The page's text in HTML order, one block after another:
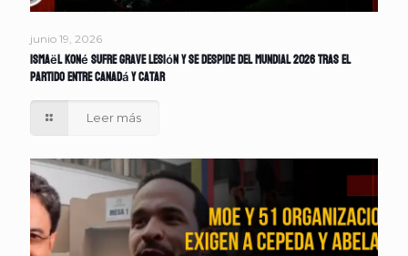
junio 19, 2026
Ismaël Koné sufre grave lesión y se despide del Mundial 2026 tras el
partido entre Canadá y Catar
Leer más